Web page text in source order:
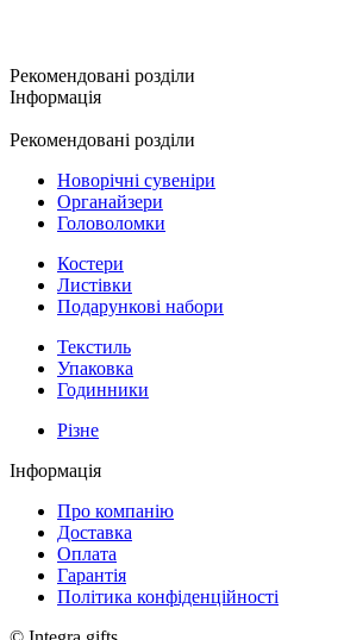
Рекомендовані розділи
Інформація
Рекомендовані розділи
Новорічні сувеніри
Органайзери
Головоломки
Костери
Листівки
Подарункові набори
Текстиль
Упаковка
Годинники
Різне
Інформація
Про компанію
Доставка
Оплата
Гарантія
Політика конфіденційності